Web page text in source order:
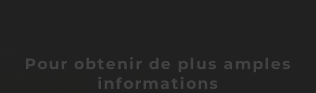
Pour obtenir de plus amples
informations